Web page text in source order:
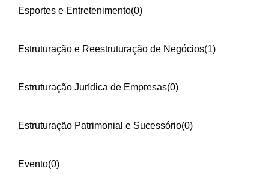
Esportes e Entretenimento(0)
Estruturação e Reestruturação de Negócios(1)
Estruturação Jurídica de Empresas(0)
Estruturação Patrimonial e Sucessório(0)
Evento(0)